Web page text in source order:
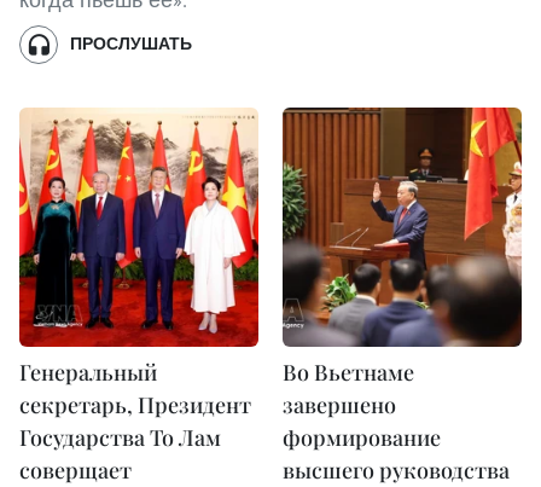
ПРОСЛУШАТЬ
Генеральный
секретарь, Президент
Государства То Лам
соверщает
Во Вьетнаме
завершено
формирование
высшего руководства